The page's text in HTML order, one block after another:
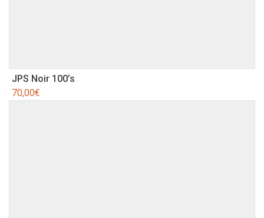
JPS Noir 100’s
70,00€